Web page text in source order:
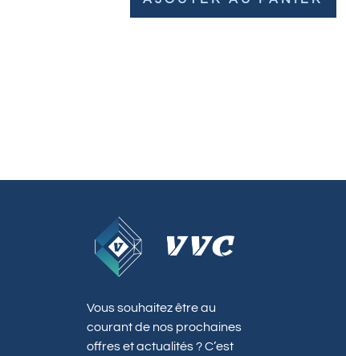
Vous souhaitez être au
courant de nos prochaines
offres et actualités ? C’est